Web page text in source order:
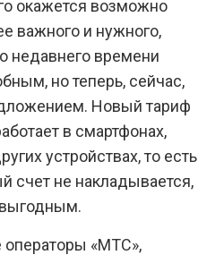
окажется возможно
важного и нужного,
недавнего времени
но теперь, сейчас,
Новый тариф
в смартфонах,
устройствах, то есть
счет не накладывается,
операторы «МТС»,